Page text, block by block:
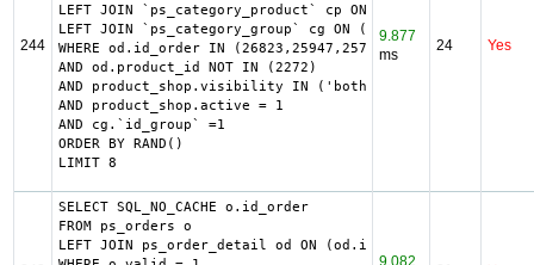
244
LEFT JOIN `ps_category_product` cp ON
LEFT JOIN `ps_category_group` cg ON (cp.`id_category` =
WHERE od.id_order IN
AND od.product_id NOT IN (2272)
AND product_shop.visibility IN ('both','catalog')
AND product_shop.active = 1
AND cg.`id_group` =1
ORDER BY RAND()
LIMIT 8
9.877
ms
24 Yes
SELECT SQL_NO_CACHE o.id_order
FROM ps_orders o
LEFT JOIN ps_order_detail od ON (od.id_order =
9.082